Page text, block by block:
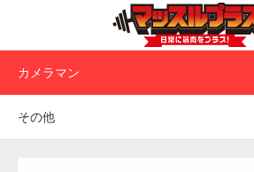
カメラマン
その他